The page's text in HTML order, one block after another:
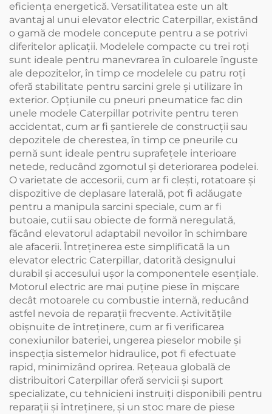
eficiența energetică. Versatilitatea este un alt
avantaj al unui elevator electric Caterpillar, existând
o gamă de modele concepute pentru a se potrivi
diferitelor aplicații. Modelele compacte cu trei roți
sunt ideale pentru manevrarea în culoarele înguste
ale depozitelor, în timp ce modelele cu patru roți
oferă stabilitate pentru sarcini grele și utilizare în
exterior. Opțiunile cu pneuri pneumatice fac din
unele modele Caterpillar potrivite pentru teren
accidentat, cum ar fi șantierele de construcții sau
depozitele de cherestea, în timp ce pneurile cu
pernă sunt ideale pentru suprafețele interioare
netede, reducând zgomotul și deteriorarea podelei.
O varietate de accesorii, cum ar fi clești, rotatoare și
dispozitive de deplasare laterală, pot fi adăugate
pentru a manipula sarcini speciale, cum ar fi
butoaie, cutii sau obiecte de formă neregulată,
făcând elevatorul adaptabil nevoilor în schimbare
ale afacerii. Întreținerea este simplificată la un
elevator electric Caterpillar, datorită designului
durabil și accesului ușor la componentele esențiale.
Motorul electric are mai puține piese în mișcare
decât motoarele cu combustie internă, reducând
astfel nevoia de reparații frecvente. Activitățile
obișnuite de întreținere, cum ar fi verificarea
conexiunilor bateriei, ungerea pieselor mobile și
inspecția sistemelor hidraulice, pot fi efectuate
rapid, minimizând oprirea. Rețeaua globală de
distribuitori Caterpillar oferă servicii și suport
specializate, cu tehnicieni instruiți disponibili pentru
reparații și întreținere, și un stoc mare de piese